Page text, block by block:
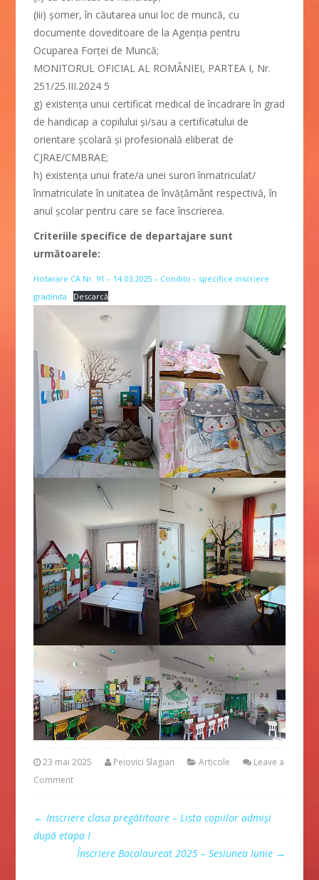
(iii) șomer, în căutarea unui loc de muncă, cu
documente doveditoare de la Agenția pentru
Ocuparea Forței de Muncă;
MONITORUL OFICIAL AL ROMÂNIEI, PARTEA I, Nr.
251/25.III.2024 5
g) existența unui certificat medical de încadrare în grad
de handicap a copilului și/sau a certificatului de
orientare școlară și profesională eliberat de
CJRAE/CMBRAE;
h) existența unui frate/a unei surori înmatriculat/
înmatriculate în unitatea de învățământ respectivă, în
anul școlar pentru care se face înscrierea.
Criteriile specifice de departajare sunt
următoarele:
Hotarare CA Nr. 91 – 14.03.2025 – Conditii – specifice inscriere
gradinita
Descarcă
23 mai 2025 Peiovici Slagian Articole
Leave a
Comment
← Inscriere clasa pregătitoare – Lista copiilor admişi
după etapa I
Înscriere Bacalaureat 2025 – Sesiunea Iunie →